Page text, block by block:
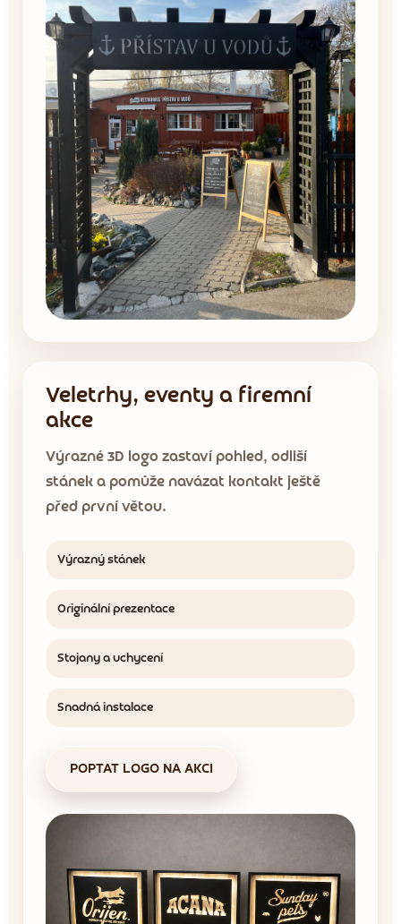
Veletrhy, eventy a firemní
akce
Výrazné 3D logo zastaví pohled, odliší
stánek a pomůže navázat kontakt ještě
před první větou.
Výrazný stánek
Originální prezentace
Stojany a uchycení
Snadná instalace
POPTAT LOGO NA AKCI